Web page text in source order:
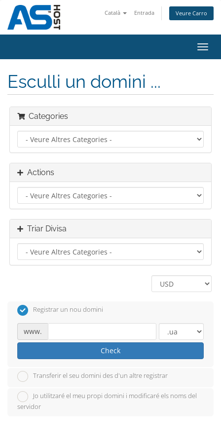
Català Entrada Veure Carro
Esculli un domini ...
Categories
Actions
Triar Divisa
Registrar un nou domini
www.
Check
Transferir el seu domini des d'un altre registrar
Jo utilitzaré el meu propi domini i modificaré els noms del
servidor